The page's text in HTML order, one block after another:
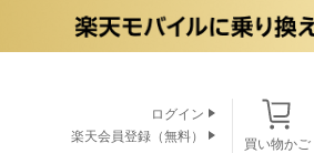
買い物かご
ログイン
楽天会員登録（無料）